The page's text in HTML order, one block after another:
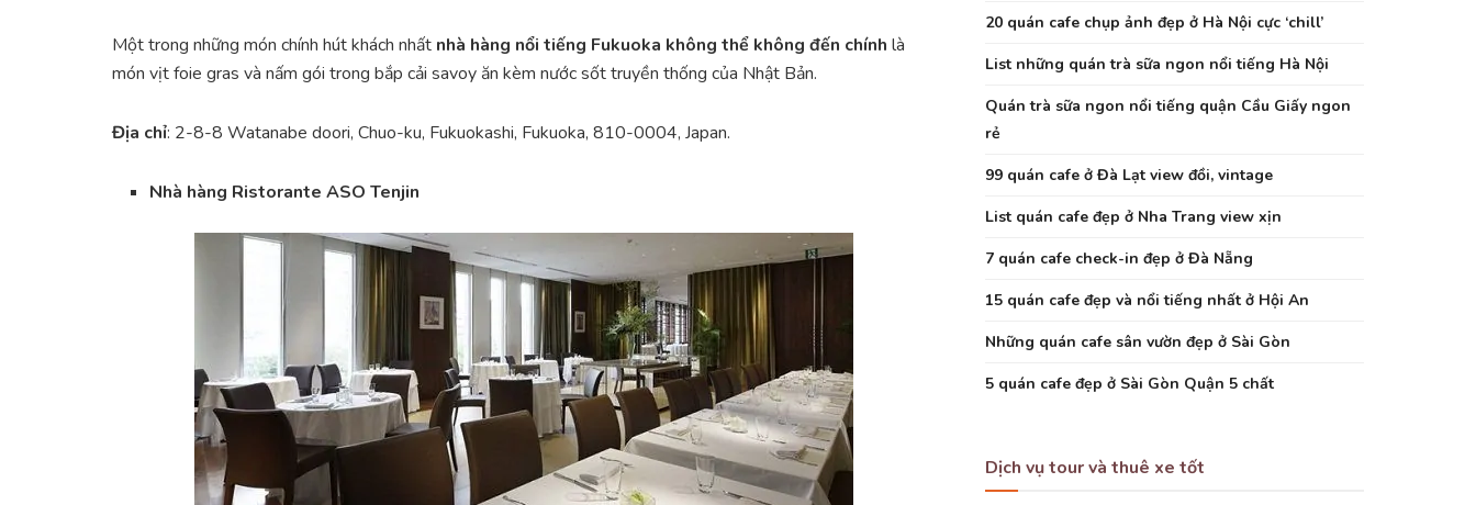
Một trong những món chính hút khách nhất nhà hàng nổi tiếng Fukuoka không thể không đến chính là
món vịt foie gras và nấm gói trong bắp cải savoy ăn kèm nước sốt truyền thống của Nhật Bản.
Địa chỉ: 2-8-8 Watanabe doori, Chuo-ku, Fukuokashi, Fukuoka, 810-0004, Japan.
Nhà hàng Ristorante ASO Tenjin
20 quán cafe chụp ảnh đẹp ở Hà Nội cực ‘chill’
List những quán trà sữa ngon nổi tiếng Hà Nội
Quán trà sữa ngon nổi tiếng quận Cầu Giấy ngon
rẻ
99 quán cafe ở Đà Lạt view đồi, vintage
List quán cafe đẹp ở Nha Trang view xịn
7 quán cafe check-in đẹp ở Đà Nẵng
15 quán cafe đẹp và nổi tiếng nhất ở Hội An
Những quán cafe sân vườn đẹp ở Sài Gòn
5 quán cafe đẹp ở Sài Gòn Quận 5 chất
Dịch vụ tour và thuê xe tốt